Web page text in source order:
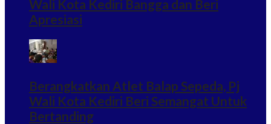
Wali Kota Kediri Bangga dan Beri
Apresiasi
Berangkatkan Atlet Balap Sepeda, Pj
Wali Kota Kediri Beri Semangat Untuk
Bertanding